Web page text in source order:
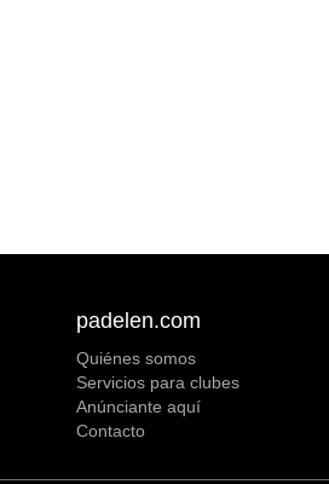
padelen.com
Quiénes somos
Servicios para clubes
Anúnciante aquí
Contacto